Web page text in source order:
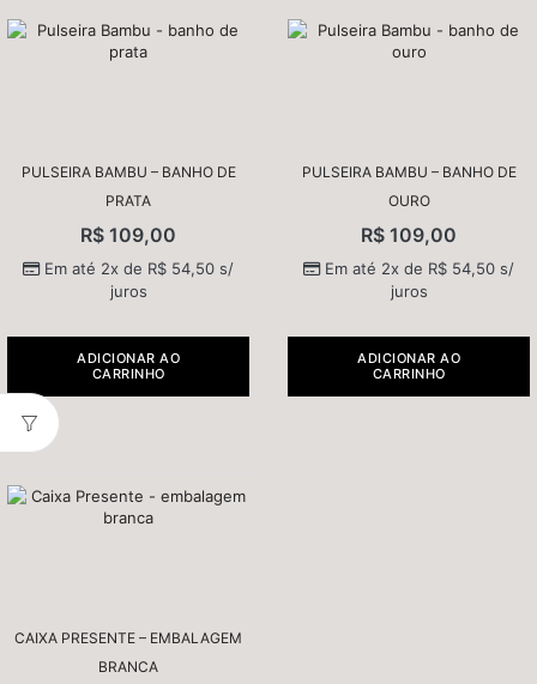
PULSEIRA BAMBU – BANHO DE
PRATA
R$ 109,00
Em até 2x de R$ 54,50 s/
juros
ADICIONAR AO
CARRINHO
PULSEIRA BAMBU – BANHO DE
OURO
R$ 109,00
Em até 2x de R$ 54,50 s/
juros
ADICIONAR AO
CARRINHO
CAIXA PRESENTE – EMBALAGEM
BRANCA